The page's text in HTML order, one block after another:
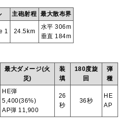
主砲射程 最大散布界
1 24.5km
水平 306m
垂直 184m
最大ダメージ(火
災)
装
填
180度旋
回
弾
種
HE弾
5,400(36%)
AP弾 11,900
26
秒
36秒
HE
AP